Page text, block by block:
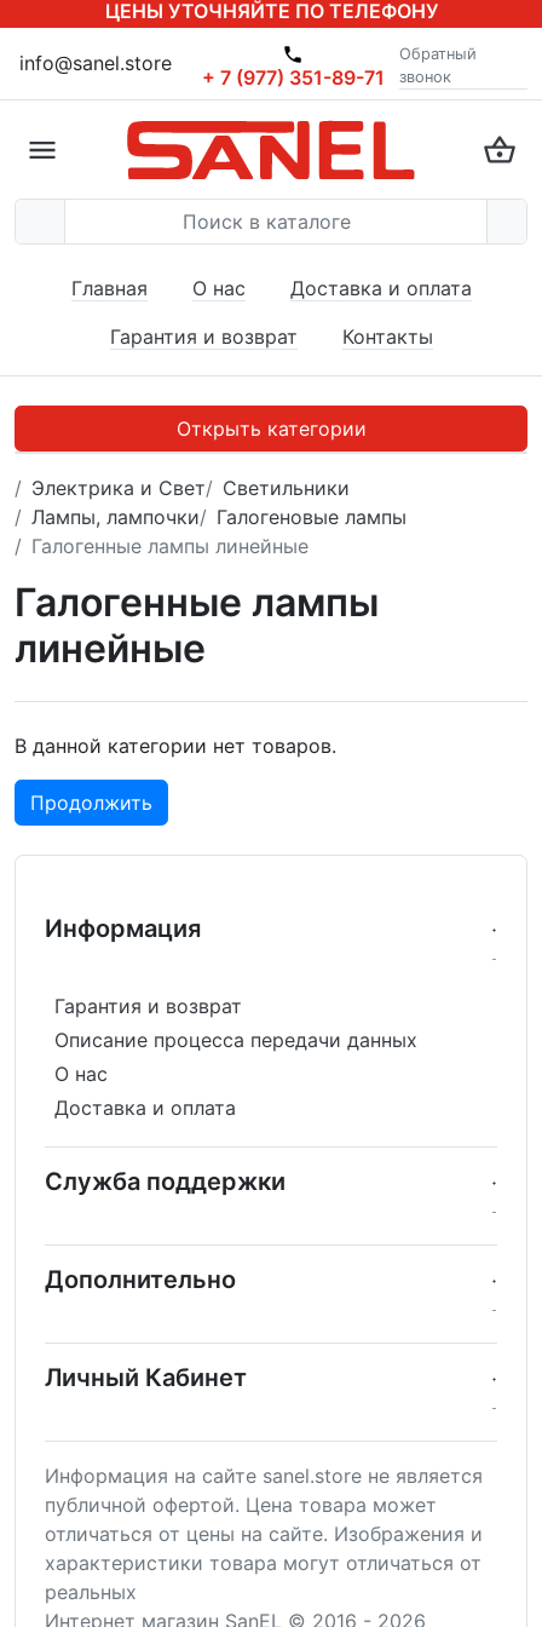
ЦЕНЫ УТОЧНЯЙТЕ ПО ТЕЛЕФОНУ
info@sanel.store
+ 7 (977) 351-89-71
Обратный
звонок
Главная О нас
Доставка и оплата
Гарантия и возврат
Контакты
Открыть категории
Электрика и Свет
Светильники
Лампы, лампочки
Галогеновые лампы
Галогенные лампы линейные
Галогенные лампы
линейные
В данной категории нет товаров.
Продолжить
Информация
Гарантия и возврат
Описание процесса передачи данных
О нас
Доставка и оплата
Служба поддержки
Дополнительно
Личный Кабинет
Информация на сайте sanel.store не является
публичной офертой. Цена товара может
отличаться от цены на сайте. Изображения и
характеристики товара могут отличаться от
реальных
Интернет магазин SanEL © 2016 - 2026